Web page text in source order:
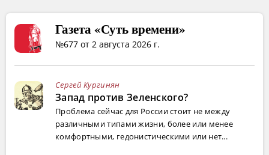
Газета «Суть времени»
№677 от 2 августа 2026 г.
Сергей Кургинян
Запад против Зеленского?
Проблема сейчас для России стоит не между
различными типами жизни, более или менее
комфортными, гедонистическими или нет...